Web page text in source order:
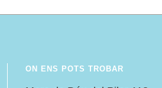
ON ENS POTS TROBAR